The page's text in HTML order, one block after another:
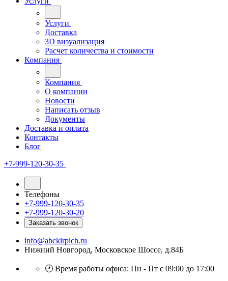
Услуги
Доставка
3D визуализация
Расчет количества и стоимости
Компания
Компания
О компании
Новости
Написать отзыв
Документы
Доставка и оплата
Контакты
Блог
+7-999-120-30-35
Телефоны
+7-999-120-30-35
+7-999-120-30-20
Заказать звонок
info@abckirpich.ru
Нижний Новгород, Московское Шоссе, д.84Б
🕐 Время работы офиса: Пн - Пт с 09:00 до 17:00